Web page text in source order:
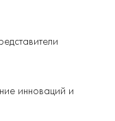
инноваций и